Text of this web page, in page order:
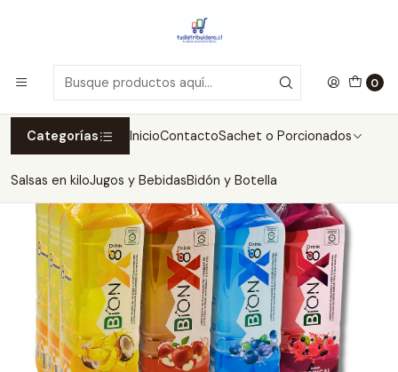
0
Categorías InicioContactoSachet o Porcionados
Salsas en kiloJugos y BebidasBidón y Botella
Bebida Hidratante
Bebida Hidratante BionX8 Drink 600ml
Bebida Hidratante BIONX8 Drink de 600ML 12 unidades mix